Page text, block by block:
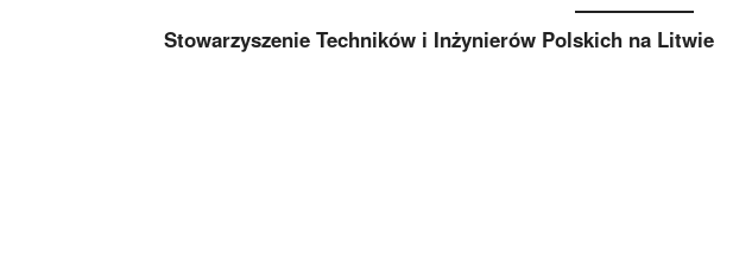
Stowarzyszenie Techników i Inżynierów Polskich na Litwie